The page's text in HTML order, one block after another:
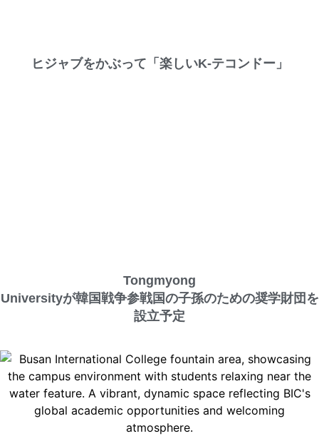
ヒジャブをかぶって「楽しいK-テコンドー」
Tongmyong
Universityが韓国戦争参戦国の子孫のための奨学財団を
設立予定